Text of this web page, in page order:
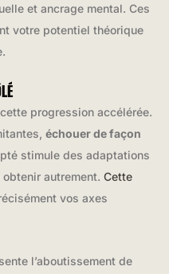
et ancrage mental. Ces
votre potentiel théorique
progression accélérée.
échouer de façon
stimule des adaptations
autrement. Cette
vos axes
l’aboutissement de